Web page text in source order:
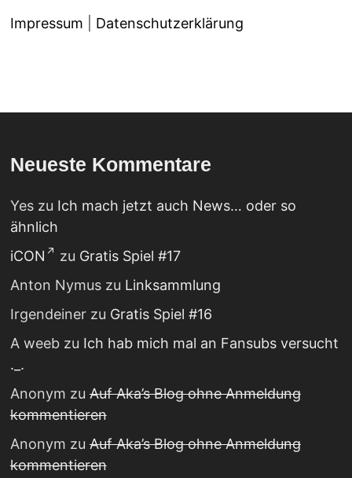
Impressum Datenschutzerklärung
Neueste Kommentare
Yeszu Ich mach jetzt auch News… oder so
ähnlich
iCON
zu Gratis Spiel #17
Anton Nymuszu Linksammlung
Irgendeinerzu Gratis Spiel #16
A weebzu Ich hab mich mal an Fansubs versucht
._.
Anonym zuAuf Aka’s Blog ohne Anmeldung
kommentieren
Anonym zuAuf Aka’s Blog ohne Anmeldung
kommentieren